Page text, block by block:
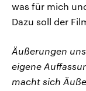
was für mich
Dazu soll der
Äußerungen
eigene
macht sich